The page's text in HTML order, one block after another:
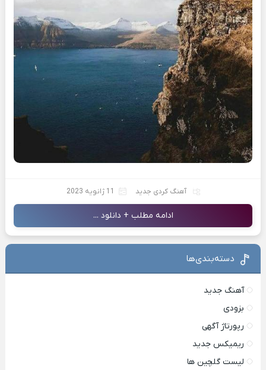
آهنگ کردی جدید 11 ژانویه 2023
ادامه مطلب + دانلود ...
دسته‌بندی‌ها
آهنگ جدید
بزودی
رپورتاژ آگهی
ریمیکس جدید
لیست گلچین ها